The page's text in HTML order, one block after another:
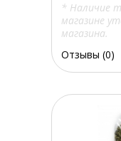
* Наличие
магазине
магазина.
Отзывы (0)